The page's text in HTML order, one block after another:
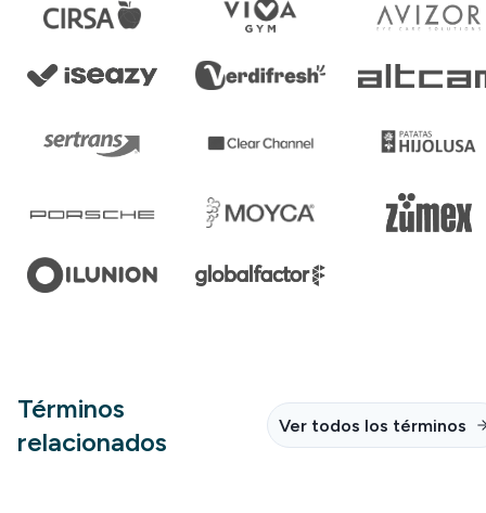
Términos
relacionados
Ver todos los términos